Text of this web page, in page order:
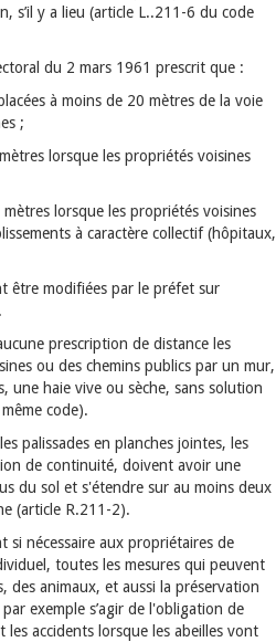
s’il y a lieu (article L..211-6 du code
du 2 mars 1961 prescrit que :
à moins de 20 mètres de la voie
;
lorsque les propriétés voisines
lorsque les propriétés voisines
à caractère collectif (hôpitaux,
être modifiées par le préfet sur
prescription de distance les
ou des chemins publics par un mur,
une haie vive ou sèche, sans solution
code).
palissades en planches jointes, les
de continuité, doivent avoir une
du sol et s'étendre sur au moins deux
(article R.211-2).
si nécessaire aux propriétaires de
toutes les mesures qui peuvent
des animaux, et aussi la préservation
exemple s’agir de l'obligation de
accidents lorsque les abeilles vont